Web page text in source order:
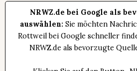
NRWZ.de bei Google als
auswählen: Sie möchten
Rottweil bei Google schneller
NRWZ.de als bevorzugte